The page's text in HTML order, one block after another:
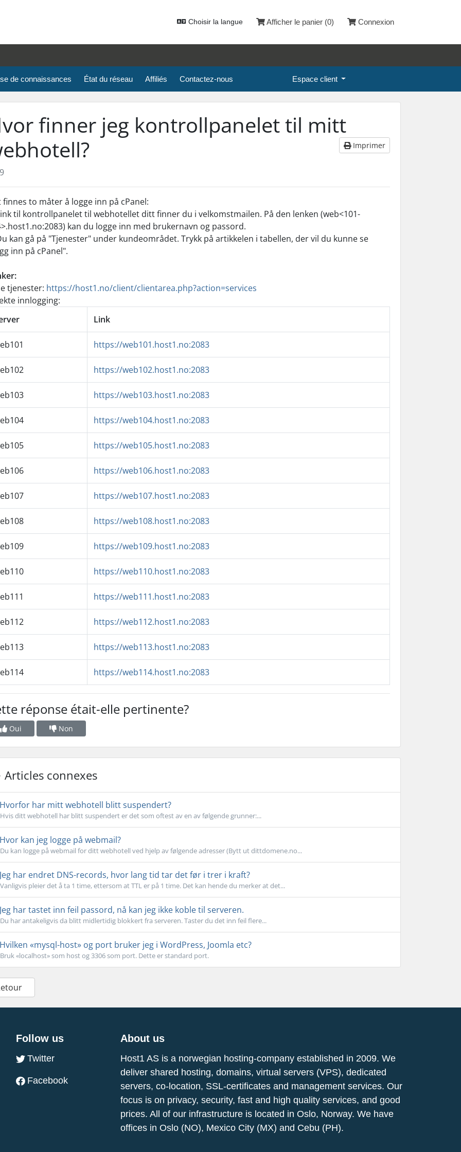
Choisir la langue Afficher le panier (0) Connexion
de connaissances État du réseau Affiliés Contactez-nous Espace client
finner jeg kontrollpanelet til mitt
Imprimer
9
finnes to måter å logge inn på cPanel:
til kontrollpanelet til webhotellet ditt finner du i velkomstmailen. På den lenken (web<101-
kan du logge inn med brukernavn og passord.
kan gå på "Tjenester" under kundeområdet. Trykk på artikkelen i tabellen, der vil du kunne se
inn på cPanel".
tjenester: https://host1.no/client/clientarea.php?action=services
innlogging:
Link
https://web101.host1.no:2083
https://web102.host1.no:2083
https://web103.host1.no:2083
https://web104.host1.no:2083
https://web105.host1.no:2083
https://web106.host1.no:2083
https://web107.host1.no:2083
https://web108.host1.no:2083
https://web109.host1.no:2083
https://web110.host1.no:2083
https://web111.host1.no:2083
https://web112.host1.no:2083
https://web113.host1.no:2083
https://web114.host1.no:2083
réponse était-elle pertinente?
Oui Non
Articles connexes
har mitt webhotell blitt suspendert?
Hvis ditt webhotell har blitt suspendert er det som oftest av en av følgende grunner:...
kan jeg logge på webmail?
Du kan logge på webmail for ditt webhotell ved hjelp av følgende adresser (Bytt ut dittdomene.no...
har endret DNS-records, hvor lang tid tar det før i trer i kraft?
Vanligvis pleier det å ta 1 time, ettersom at TTL er på 1 time. Det kan hende du merker at det...
har tastet inn feil passord, nå kan jeg ikke koble til serveren.
Du har antakeligvis da blitt midlertidig blokkert fra serveren. Taster du det inn feil flere...
«mysql-host» og port bruker jeg i WordPress, Joomla etc?
Bruk «localhost» som host og 3306 som port. Dette er standard port.
Follow us
Twitter
Facebook
About us
Host1 AS is a norwegian hosting-company established in 2009. We
deliver shared hosting, domains, virtual servers (VPS), dedicated
servers, co-location, SSL-certificates and management services. Our
focus is on privacy, security, fast and high quality services, and good
prices. All of our infrastructure is located in Oslo, Norway. We have
offices in Oslo (NO), Mexico City (MX) and Cebu (PH).